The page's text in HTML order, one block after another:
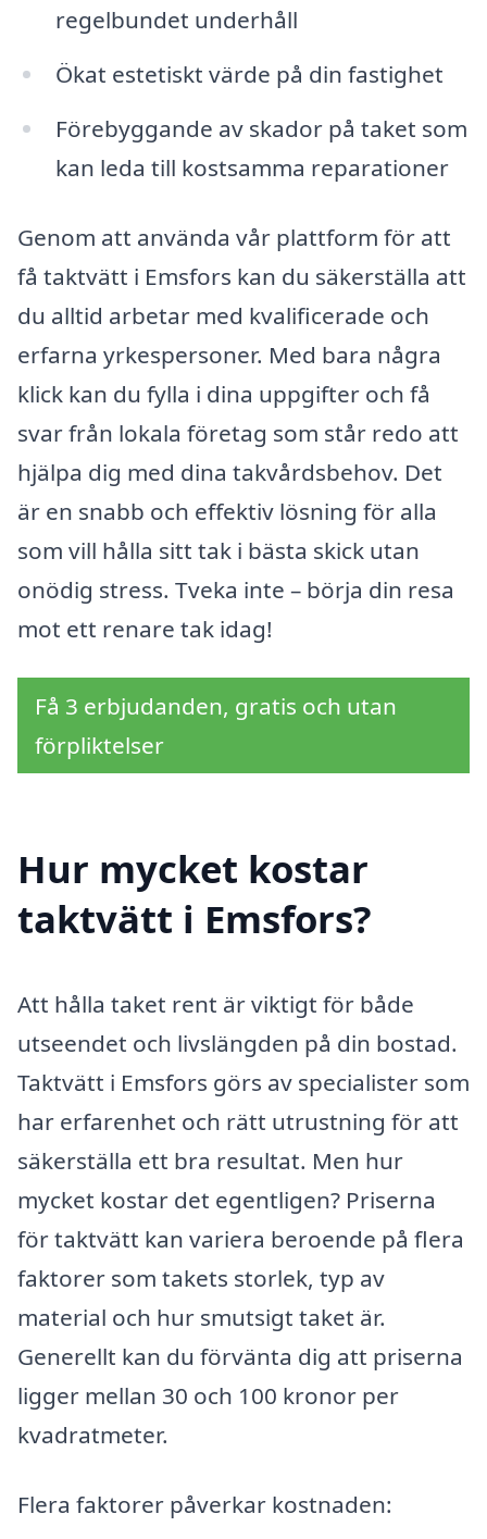
regelbundet underhåll
Ökat estetiskt värde på din fastighet
Förebyggande av skador på taket som
kan leda till kostsamma reparationer
Genom att använda vår plattform för att
få taktvätt i Emsfors kan du säkerställa att
du alltid arbetar med kvalificerade och
erfarna yrkespersoner. Med bara några
klick kan du fylla i dina uppgifter och få
svar från lokala företag som står redo att
hjälpa dig med dina takvårdsbehov. Det
är en snabb och effektiv lösning för alla
som vill hålla sitt tak i bästa skick utan
onödig stress. Tveka inte – börja din resa
mot ett renare tak idag!
Få 3 erbjudanden, gratis och utan
förpliktelser
Hur mycket kostar
taktvätt i Emsfors?
Att hålla taket rent är viktigt för både
utseendet och livslängden på din bostad.
Taktvätt i Emsfors görs av specialister som
har erfarenhet och rätt utrustning för att
säkerställa ett bra resultat. Men hur
mycket kostar det egentligen? Priserna
för taktvätt kan variera beroende på flera
faktorer som takets storlek, typ av
material och hur smutsigt taket är.
Generellt kan du förvänta dig att priserna
ligger mellan 30 och 100 kronor per
kvadratmeter.
Flera faktorer påverkar kostnaden: